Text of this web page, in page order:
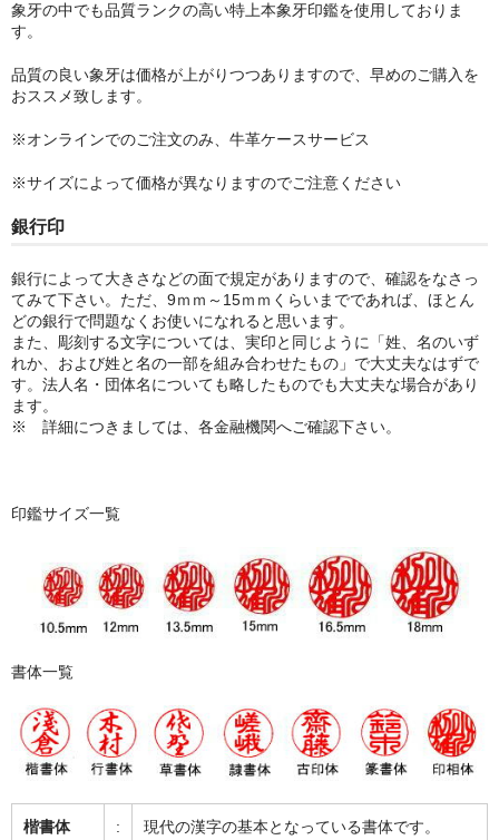
象牙の中でも品質ランクの高い特上本象牙印鑑を使用しておりま
す。
品質の良い象牙は価格が上がりつつありますので、早めのご購入を
おススメ致します。
※オンラインでのご注文のみ、牛革ケースサービス
※サイズによって価格が異なりますのでご注意ください
銀行印
銀行によって大きさなどの面で規定がありますので、確認をなさっ
てみて下さい。ただ、9ｍｍ～15ｍｍくらいまでであれば、ほとん
どの銀行で問題なくお使いになれると思います。
また、彫刻する文字については、実印と同じように「姓、名のいず
れか、および姓と名の一部を組み合わせたもの」で大丈夫なはずで
す。法人名・団体名についても略したものでも大丈夫な場合があり
ます。
※ 詳細につきましては、各金融機関へご確認下さい。
印鑑サイズ一覧
書体一覧
楷書体
: 現代の漢字の基本となっている書体です。